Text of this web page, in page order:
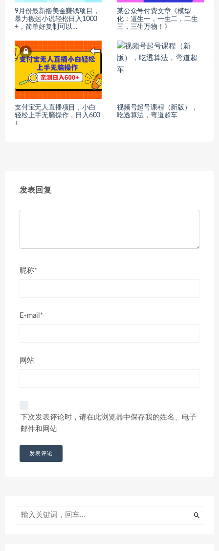
9月份最新撸美金赚钱项目，
暴力搬运小说轻松日入1000
+，简单好复制可以…
某公众号付费文章《模型
化：道生一，一生二，二生
三，三生万物！》
支付宝无人直播项目，小白
轻松上手无脑操作，日入600
+
视频号起号课程（新版），
吃透算法，弯道超车
发表回复
昵称*
E-mail*
网站
下次发表评论时，请在此浏览器中保存我的姓名、电子
邮件和网站